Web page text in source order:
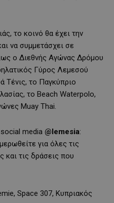
το κοινό θα έχει την
να συμμετάσχει σε
ο Διεθνής Αγώνας Δρόμου
Γύρος Λεμεσού
Τένις, το Παγκύπριο
το Beach Waterpolo,
Muay Thai.
media @lemesia:
για όλες τις
και τις δράσεις που
Space 307, Κυπριακός